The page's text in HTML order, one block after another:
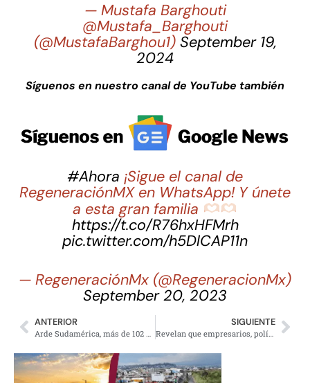
— Mustafa Barghouti
@Mustafa_Barghouti
(@MustafaBarghou1) September 19,
2024
Síguenos en nuestro canal de YouTube también
#Ahora ¡Sigue el canal de
RegeneraciónMX en WhatsApp! Y únete
a esta gran familia
https://t.co/R76hxHFMrh
pic.twitter.com/h5DlCAP11n
— RegeneraciónMx (@RegeneracionMx)
September 20, 2023
ANTERIOR SIGUIENTE